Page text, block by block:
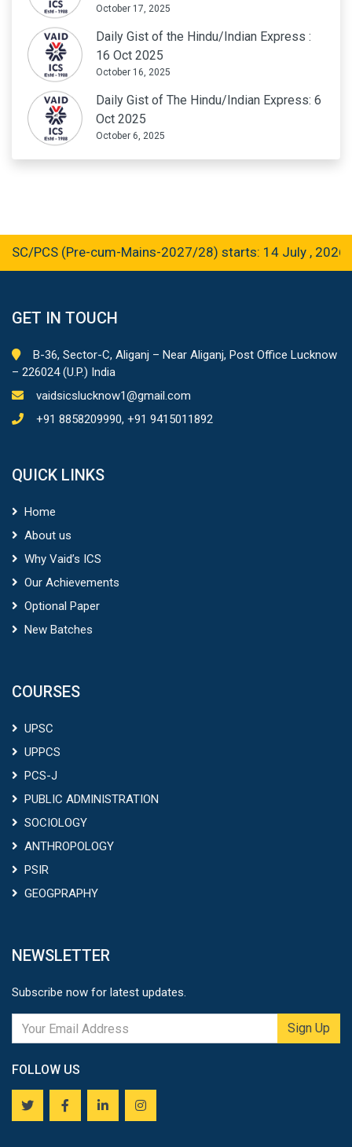
October 17, 2025
Daily Gist of the Hindu/Indian Express :
16 Oct 2025
October 16, 2025
Daily Gist of The Hindu/Indian Express: 6
Oct 2025
October 6, 2025
PCS (Pre-cum-Mains-2027/28) starts: 14 July , 2026
GET IN TOUCH
B-36, Sector-C, Aliganj – Near Aliganj, Post Office Lucknow
– 226024 (U.P.) India
vaidsicslucknow1@gmail.com
+91 8858209990, +91 9415011892
QUICK LINKS
Home
About us
Why Vaid’s ICS
Our Achievements
Optional Paper
New Batches
COURSES
UPSC
UPPCS
PCS-J
PUBLIC ADMINISTRATION
SOCIOLOGY
ANTHROPOLOGY
PSIR
GEOGPRAPHY
NEWSLETTER
Subscribe now for latest updates.
Sign Up
FOLLOW US